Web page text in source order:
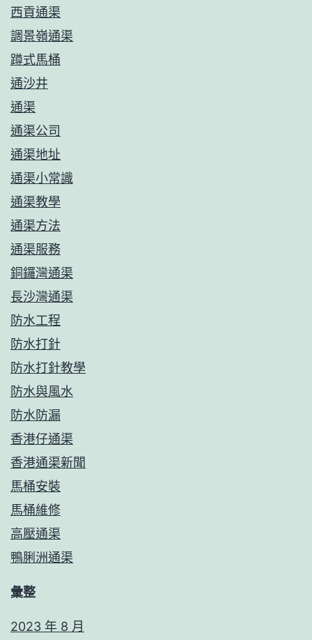
西貢通渠
調景嶺通渠
蹲式馬桶
通沙井
通渠
通渠公司
通渠地址
通渠小常識
通渠教學
通渠方法
通渠服務
銅鑼灣通渠
長沙灣通渠
防水工程
防水打針
防水打針教學
防水與風水
防水防漏
香港仔通渠
香港通渠新聞
馬桶安裝
馬桶維修
高壓通渠
鴨脷洲通渠
彙整
2023 年 8 月